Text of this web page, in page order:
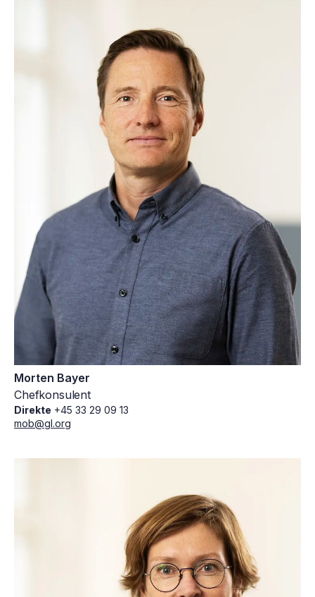
Morten Bayer
Chefkonsulent
Direkte +45 33 29 09 13
mob@gl.org